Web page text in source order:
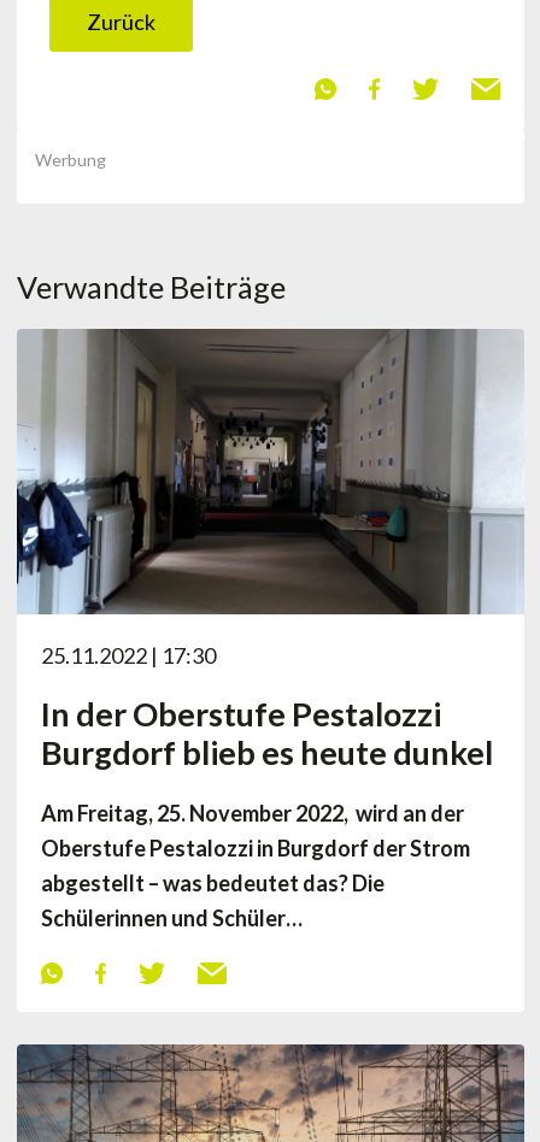
Zurück
Werbung
Verwandte Beiträge
25.11.2022 | 17:30
In der Oberstufe Pestalozzi
Burgdorf blieb es heute dunkel
Am Freitag, 25. November 2022, wird an der
Oberstufe Pestalozzi in Burgdorf der Strom
abgestellt – was bedeutet das? Die
Schülerinnen und Schüler…